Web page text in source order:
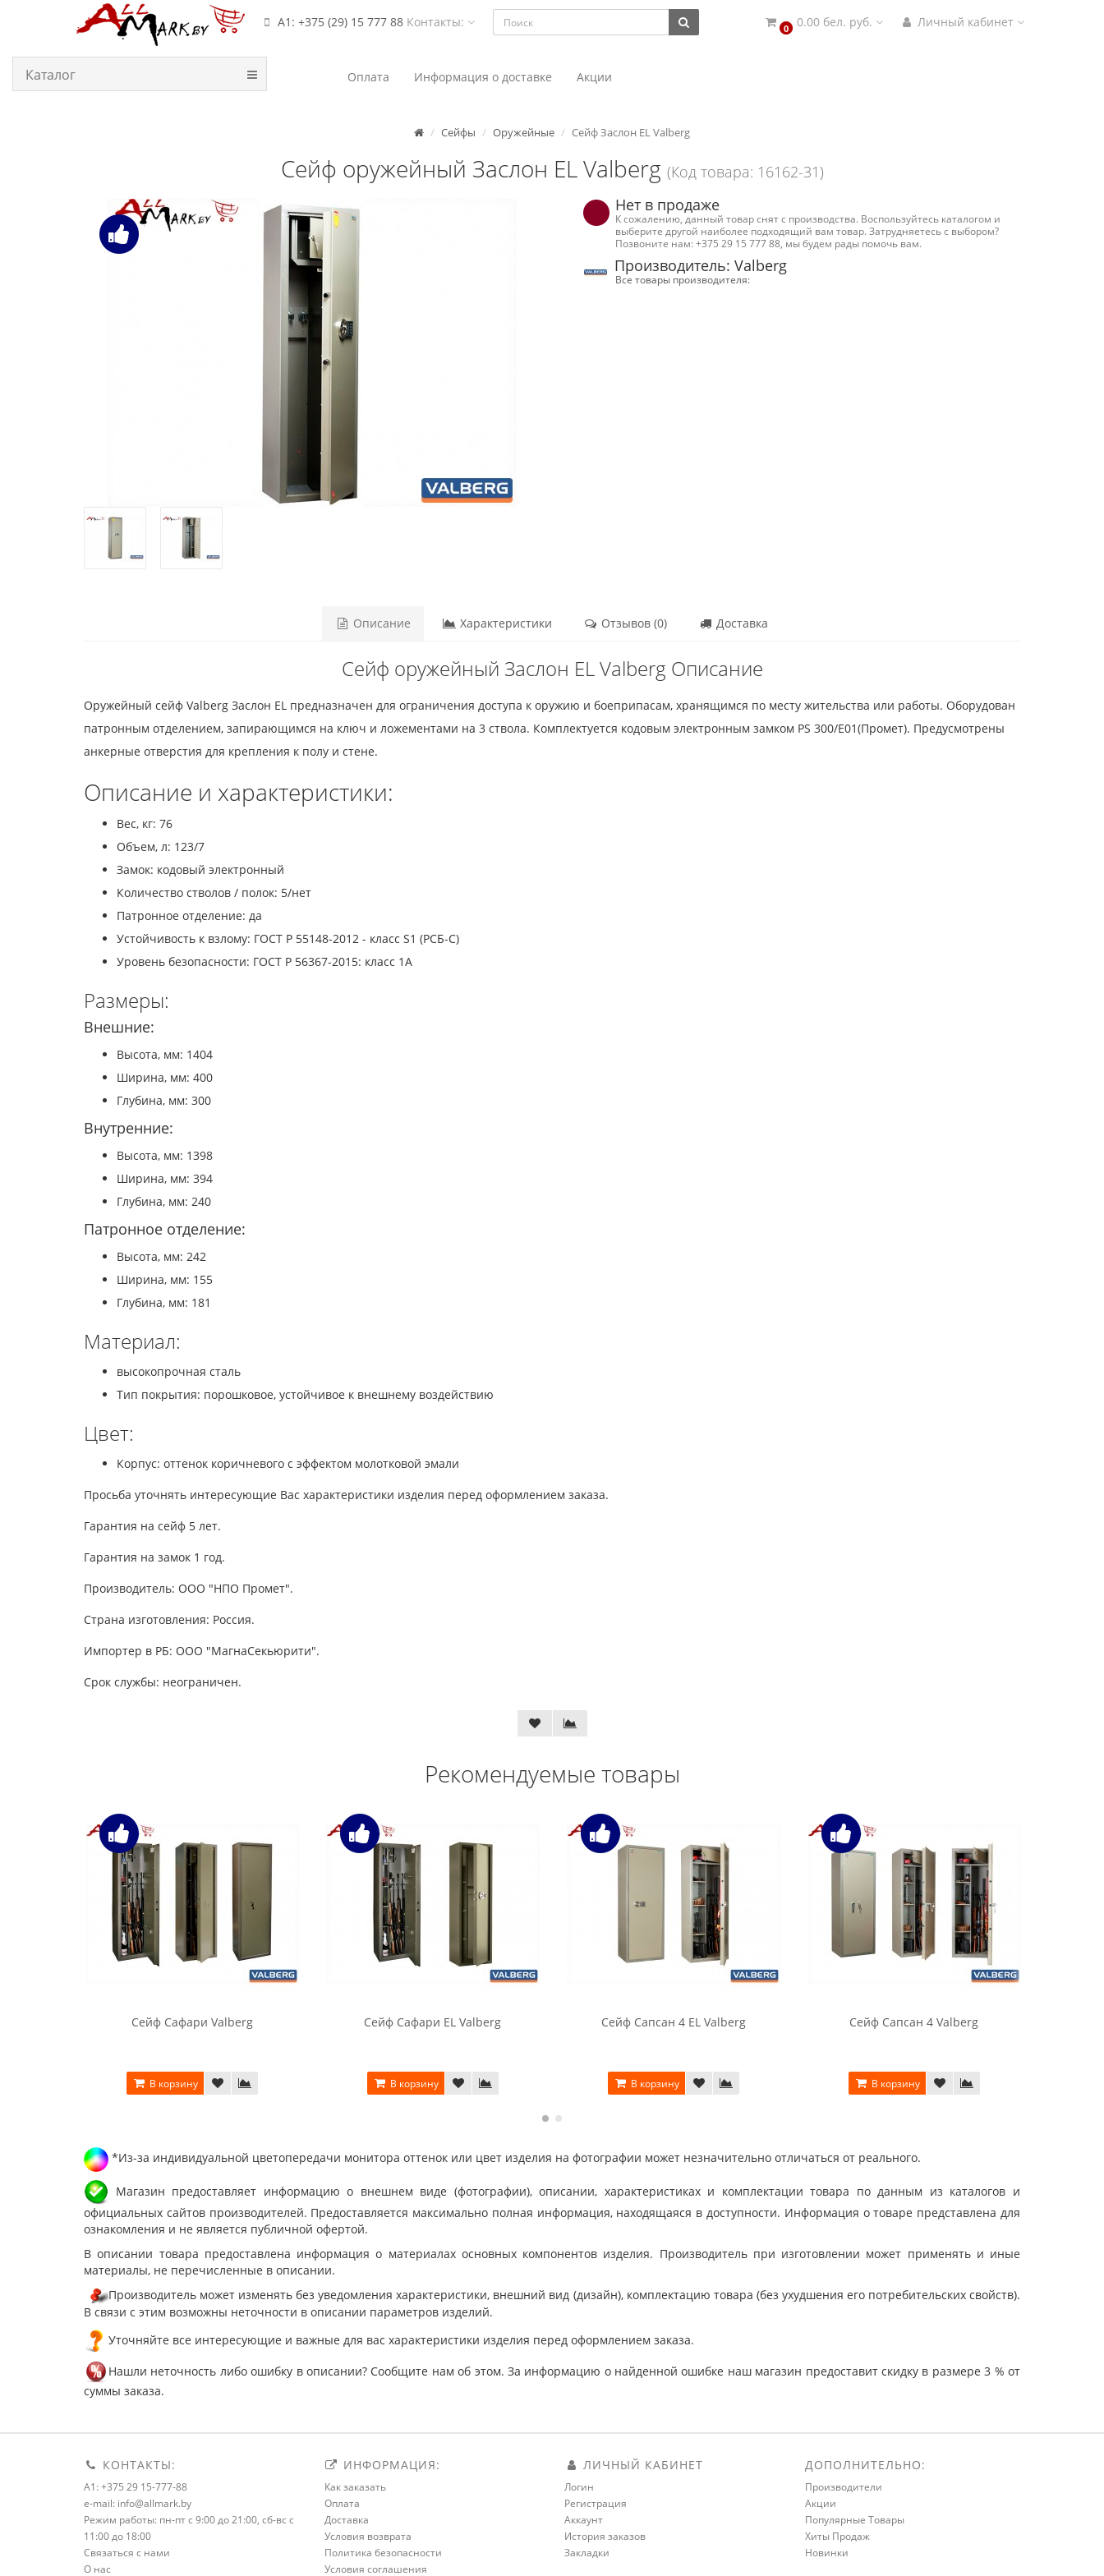
А1: +375 (29) 15 777 88 Контакты: 0 0.00 бел. руб. Личный кабинет
Каталог Оплата Информация о доставке Акции
Сейфы Оружейные Сейф Заслон EL Valberg
Сейф оружейный Заслон EL Valberg (Код товара: 16162-31)
Нет в продаже
К сожалению, данный товар снят с производства. Воспользуйтесь каталогом и
выберите другой наиболее подходящий вам товар. Затрудняетесь с выбором?
Позвоните нам: +375 29 15 777 88, мы будем рады помочь вам.
Производитель: Valberg
Все товары производителя:
Описание Характеристики Отзывов (0) Доставка
Сейф оружейный Заслон EL Valberg Описание
Оружейный сейф Valberg Заслон EL предназначен для ограничения доступа к оружию и боеприпасам, хранящимся по месту жительства или работы. Оборудован
патронным отделением, запирающимся на ключ и ложементами на 3 ствола. Комплектуется кодовым электронным замком PS 300/E01(Промет). Предусмотрены
анкерные отверстия для крепления к полу и стене.
Описание и характеристики:
Вес, кг: 76
Объем, л: 123/7
Замок: кодовый электронный
Количество стволов / полок: 5/нет
Патронное отделение: да
Устойчивость к взлому: ГОСТ Р 55148-2012 - класс S1 (РСБ-С)
Уровень безопасности: ГОСТ Р 56367-2015: класс 1A
Размеры:
Внешние:
Высота, мм: 1404
Ширина, мм: 400
Глубина, мм: 300
Внутренние:
Высота, мм: 1398
Ширина, мм: 394
Глубина, мм: 240
Патронное отделение:
Высота, мм: 242
Ширина, мм: 155
Глубина, мм: 181
Материал:
высокопрочная сталь
Тип покрытия: порошковое, устойчивое к внешнему воздействию
Цвет:
Корпус: оттенок коричневого с эффектом молотковой эмали
Просьба уточнять интересующие Вас характеристики изделия перед оформлением заказа.
Гарантия на сейф 5 лет.
Гарантия на замок 1 год.
Производитель: ООО "НПО Промет".
Страна изготовления: Россия.
Импортер в РБ: ООО "МагнаСекьюрити".
Срок службы: неограничен.
Рекомендуемые товары
Сейф Сафари Valberg
В корзину
Сейф Сафари EL Valberg
В корзину
Сейф Сапсан 4 EL Valberg
В корзину
Сейф Сапсан 4 Valberg
В корзину
*Из-за индивидуальной цветопередачи монитора оттенок или цвет изделия на фотографии может незначительно отличаться от реального.
Магазин предоставляет информацию о внешнем виде (фотографии), описании, характеристиках и комплектации товара по данным из каталогов и
официальных сайтов производителей. Предоставляется максимально полная информация, находящаяся в доступности. Информация о товаре представлена для
ознакомления и не является публичной офертой.
В описании товара предоставлена информация о материалах основных компонентов изделия. Производитель при изготовлении может применять и иные
материалы, не перечисленные в описании.
Производитель может изменять без уведомления характеристики, внешний вид (дизайн), комплектацию товара (без ухудшения его потребительских свойств).
В связи с этим возможны неточности в описании параметров изделий.
Уточняйте все интересующие и важные для вас характеристики изделия перед оформлением заказа.
Нашли неточность либо ошибку в описании? Сообщите нам об этом. За информацию о найденной ошибке наш магазин предоставит скидку в размере 3 % от
суммы заказа.
КОНТАКТЫ:
A1: +375 29 15-777-88
e-mail: info@allmark.by
Режим работы: пн-пт с 9:00 до 21:00, сб-вс с
11:00 до 18:00
Связаться с нами
О нас
ИНФОРМАЦИЯ:
Как заказать
Оплата
Доставка
Условия возврата
Политика безопасности
Условия соглашения
ЛИЧНЫЙ КАБИНЕТ
Логин
Регистрация
Аккаунт
История заказов
Закладки
ДОПОЛНИТЕЛЬНО:
Производители
Акции
Популярные Товары
Хиты Продаж
Новинки